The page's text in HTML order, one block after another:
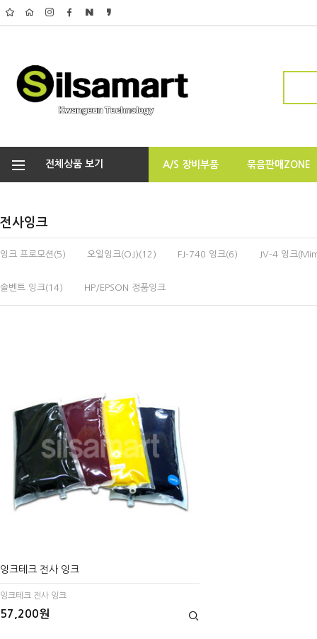
전체상품 보기 A/S 장비부품 묶음판매ZONE
전사잉크
잉크 프로모션(5) 오일잉크(OJ)(12) FJ-740 잉크(6) JV-4 잉크
솔벤트 잉크(14) HP/EPSON 정품잉크
잉크테크 전사 잉크
잉크테크 전사 잉크
57,200원